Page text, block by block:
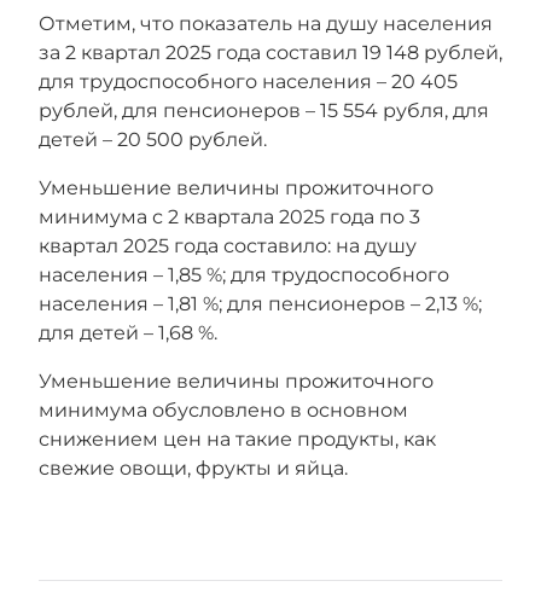
Отметим, что показатель на душу населения
за 2 квартал 2025 года составил 19 148 рублей,
для трудоспособного населения – 20 405
рублей, для пенсионеров – 15 554 рубля, для
детей – 20 500 рублей.
Уменьшение величины прожиточного
минимума с 2 квартала 2025 года по 3
квартал 2025 года составило: на душу
населения – 1,85 %; для трудоспособного
населения – 1,81 %; для пенсионеров – 2,13 %;
для детей – 1,68 %.
Уменьшение величины прожиточного
минимума обусловлено в основном
снижением цен на такие продукты, как
свежие овощи, фрукты и яйца.